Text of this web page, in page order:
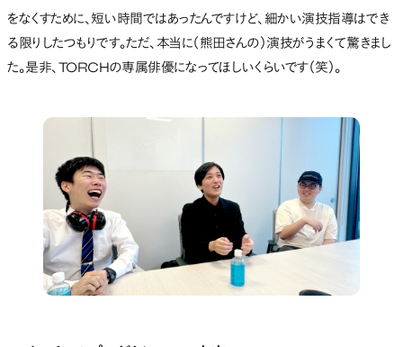
をなくすために、短い時間ではあったんですけど、細かい演技指導はでき
る限りしたつもりです。ただ、本当に（熊田さんの）演技がうまくて驚きまし
た。是非、TORCHの専属俳優になってほしいくらいです（笑）。